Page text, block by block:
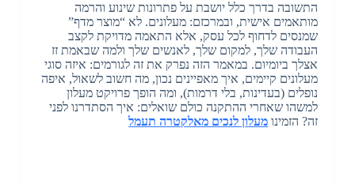
התשובה בדרך כלל יושבת על פתרונות שינוע והרמה
מותאמים אישית, ובמרכזם: מעלונים. לא “מוצר מדף”
שמנסים לדחוף לכל עסק, אלא התאמה מדויקת לקצב
העבודה שלך, למקום שלך, לאנשים שלך ולמה שבאמת זז
אצלך ביומיום. במאמר הזה נפרק את זה לגורמים: איזה סוגי
מעלונים קיימים, איך מאפיינים נכון, מה חשוב לשאול, איפה
נופלים (בעדינות, בלי דרמות), ומה הופך פרויקט מעלון
למשהו שאחרי ההתקנה כולם שואלים: איך הסתדרנו לפני
זה? הזמינו מעלון לנכים מאלקטרה תעמל